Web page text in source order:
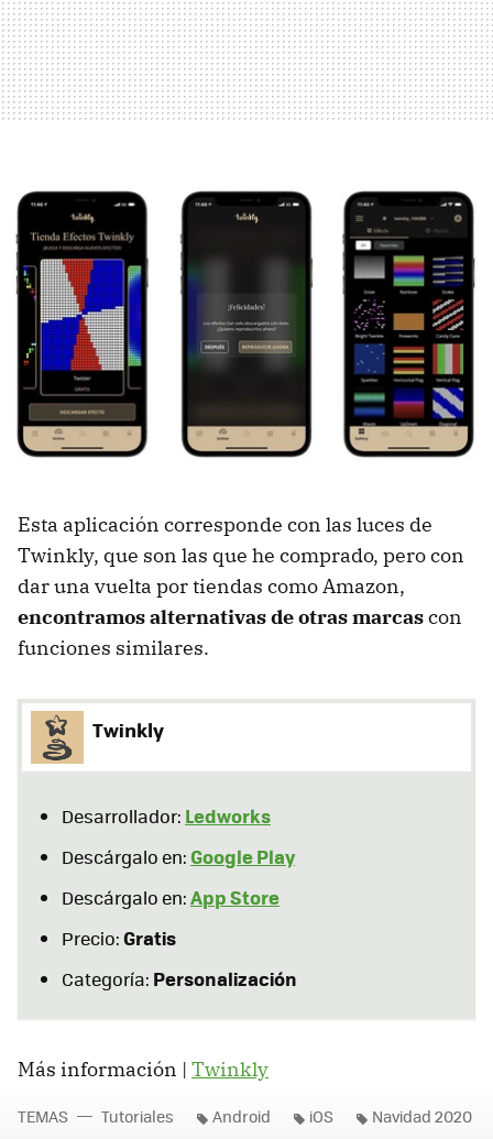
Esta aplicación corresponde con las luces de
Twinkly, que son las que he comprado, pero con
dar una vuelta por tiendas como Amazon,
encontramos alternativas de otras marcascon
funciones similares.
Twinkly
Desarrollador: Ledworks
Descárgalo en: Google Play
Descárgalo en:App Store
Precio:Gratis
Categoría: Personalización
Más información | Twinkly
TEMAS Tutoriales Android iOS Navidad 2020